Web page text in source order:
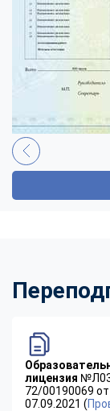
лицензия
72/00190069 от
07.09.2021 (